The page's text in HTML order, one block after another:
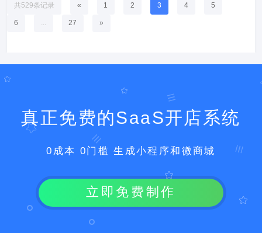
共529条记录 « 1 2 3 4 5
6 27 »
真正免费的SaaS开店系统
0成本 0门槛 生成小程序和微商城
立即免费制作